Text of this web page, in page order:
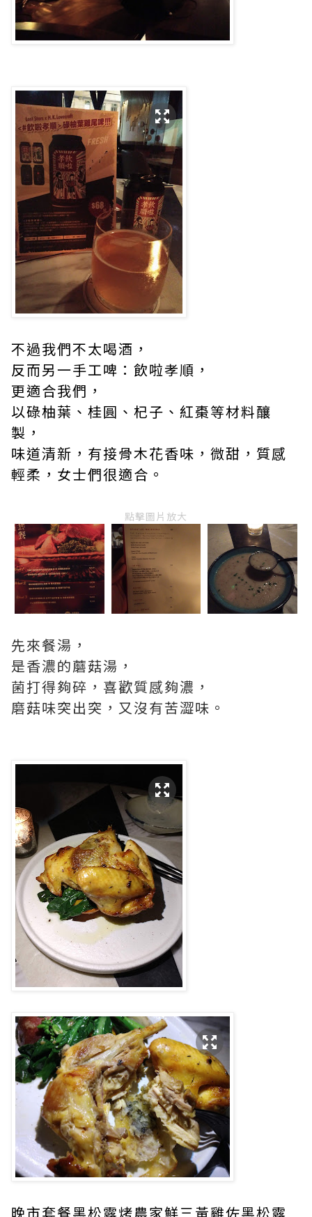
不過我們不太喝酒，
反而另一手工啤：飲啦孝順，
更適合我們，
以碌柚葉、桂圓、杞子、紅棗等材料釀
製，
味道清新，有接骨木花香味，微甜，質感
輕柔，女士們很適合。
點擊圖片放大
先來餐湯，
是香濃的蘑菇湯，
菌打得夠碎，喜歡質感夠濃，
磨菇味突出突，又沒有苦澀味。
晚市套餐黑松露烤農家鮮三黃雞佐黑松露